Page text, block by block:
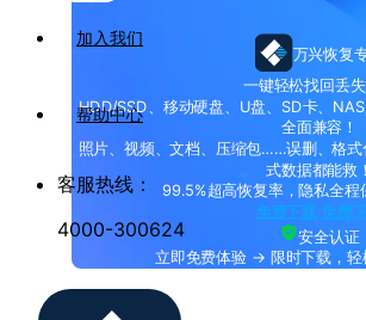
万兴恢复
一键轻松找回丢
HDD/SSD、移动硬盘、U盘、SD卡、
全面兼容！
照片、视频、文档、压缩包……误删、格
式数据都能救！
99.5%超高恢复率，隐私全程
免费下载 免费
安全认证
立即免费体验 → 限时下载，轻
加入我们
帮助中心
客服热线：
4000-300624